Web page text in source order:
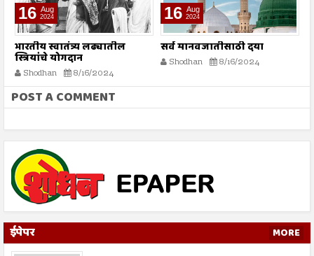
16 Aug
2024
भारतीय स्वातंत्र्य लढ्यातील
स्त्रियांचे योगदान
Shodhan 8/16/2024
16 Aug
2024
सर्व मानवजातीसाठी दया
Shodhan 8/16/2024
POST A COMMENT
ईपेपर MORE